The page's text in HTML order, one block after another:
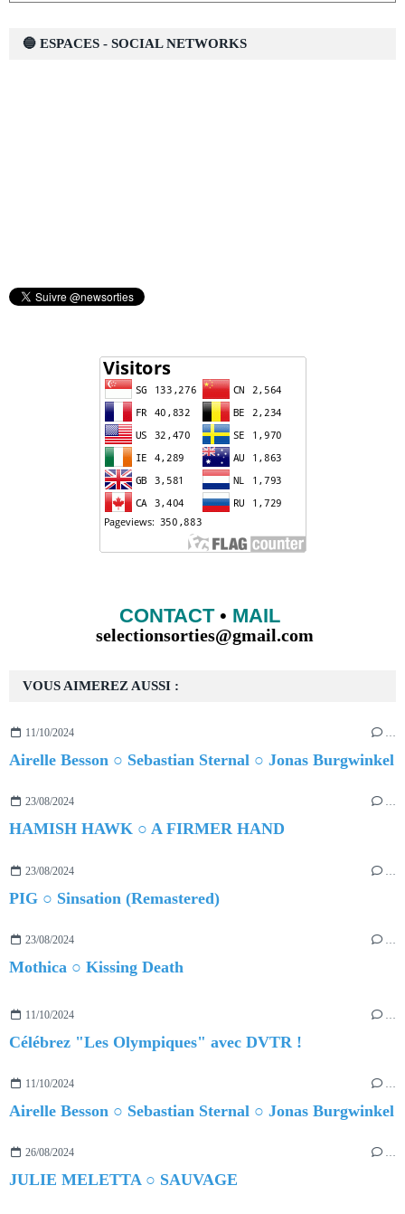
VOUS AIMEREZ AUSSI :
11/10/2024 …
Airelle Besson ○ Sebastian Sternal ○ Jonas Burgwinkel
23/08/2024 …
HAMISH HAWK ○ A FIRMER HAND
23/08/2024
PIG ○ Sinsation (Remastered)
23/08/2024 …
Mothica ○ Kissing Death
11/10/2024
Célébrez "Les Olympiques" avec DVTR !
11/10/2024 …
Airelle Besson ○ Sebastian Sternal ○ Jonas Burgwinkel
26/08/2024 …
JULIE MELETTA ○ SAUVAGE
🔵 ESPACES - SOCIAL NETWORKS
CONTACT• MAIL
selectionsorties@gmail.com